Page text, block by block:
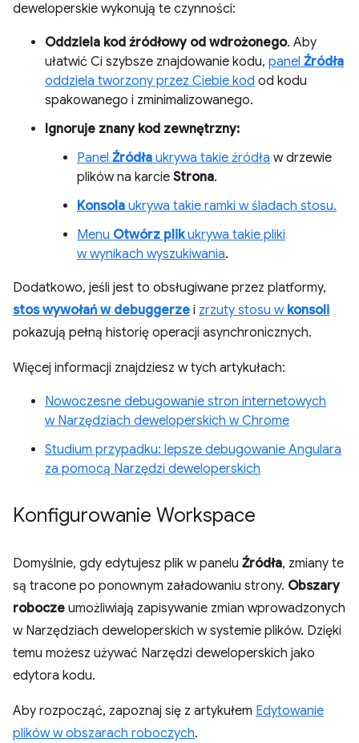
deweloperskie wykonują te czynności:
Oddziela kod źródłowy od wdrożonego. Aby
ułatwić Ci szybsze znajdowanie kodu, panel Źródła
oddziela tworzony przez Ciebie kod od kodu
spakowanego i zminimalizowanego.
Ignoruje znany kod zewnętrzny:
Panel Źródła ukrywa takie źródła w drzewie
plików na karcie Strona.
Konsola ukrywa takie ramki w śladach stosu.
Menu Otwórz plikukrywa takie pliki
w wynikach wyszukiwania.
Dodatkowo, jeśli jest to obsługiwane przez platformy,
stos wywołań w debuggerze i zrzuty stosu w konsoli
pokazują pełną historię operacji asynchronicznych.
Więcej informacji znajdziesz w tych artykułach:
Nowoczesne debugowanie stron internetowych
w Narzędziach deweloperskich w Chrome
Studium przypadku: lepsze debugowanie Angulara
za pomocą Narzędzi deweloperskich
Konfigurowanie Workspace
Domyślnie, gdy edytujesz plik w panelu Źródła, zmiany te
są tracone po ponownym załadowaniu strony. Obszary
robocze umożliwiają zapisywanie zmian wprowadzonych
w Narzędziach deweloperskich w systemie plików. Dzięki
temu możesz używać Narzędzi deweloperskich jako
edytora kodu.
Aby rozpocząć, zapoznaj się z artykułem Edytowanie
plików w obszarach roboczych.